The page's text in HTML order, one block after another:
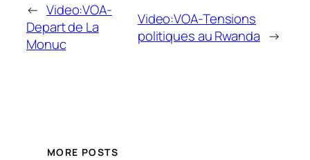
← Video:VOA-
Depart de La
Monuc
Video:VOA-Tensions
politiques au Rwanda →
MORE POSTS